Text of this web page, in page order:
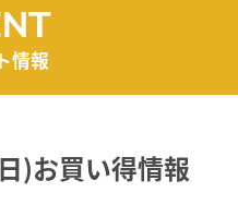
情報
)お買い得情報